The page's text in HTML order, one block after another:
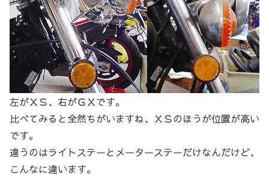
左がＸＳ、右がＧＸです。
比べてみると全然ちがいますね、ＸＳのほうが位置が高い
です。
違うのはライトステーとメーターステーだけなんだけど、
こんなに違います。